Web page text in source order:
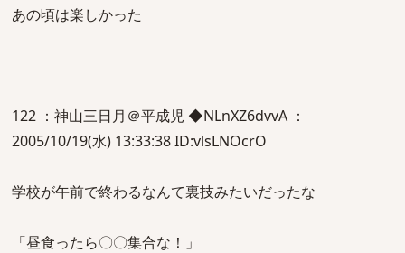
あの頃は楽しかった
122 ：神山三日月＠平成児 ◆NLnXZ6dvvA ：
2005/10/19(水) 13:33:38 ID:vlsLNOcrO
学校が午前で終わるなんて裏技みたいだったな
「昼食ったら〇〇集合な！」